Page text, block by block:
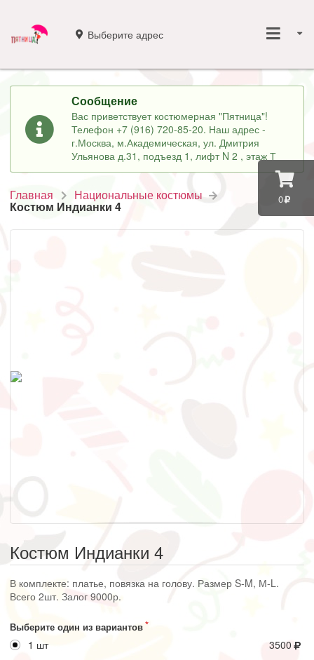
0
Выберите адрес
Сообщение
Вас приветствует костюмерная "Пятница"!
Телефон +7 (916) 720-85-20. Наш адрес -
г.Москва, м.Академическая, ул. Дмитрия
Ульянова д.31, подъезд 1, лифт N 2 , этаж Т
Главная Национальные костюмы
Костюм Индианки 4
Костюм Индианки 4
В комплекте: платье, повязка на голову. Размер S-M, М-L.
Всего 2шт. Залог 9000р.
Выберите один из вариантов
1 шт 3500